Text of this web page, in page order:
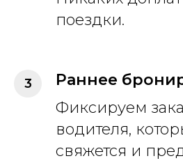
поездки.
Раннее
Фиксируем
водителя,
свяжется и